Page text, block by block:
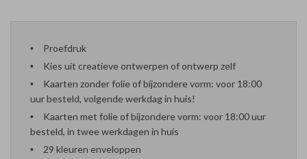
Proefdruk
Kies uit creatieve ontwerpen of ontwerp zelf
Kaarten zonder folie of bijzondere vorm: voor 18:00
uur besteld, volgende werkdag in huis!
Kaarten met folie of bijzondere vorm: voor 18:00 uur
besteld, in twee werkdagen in huis
29 kleuren enveloppen